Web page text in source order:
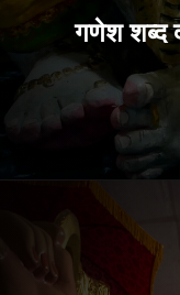
गणेश शब्द